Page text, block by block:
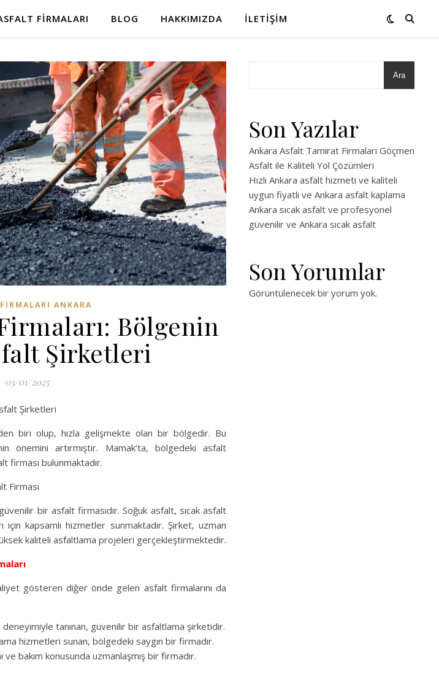
FIRMALARI BLOG HAKKIMIZDA İLETIŞIM
ANKARA
Bölgenin
Şirketleri
03/01/2025
Şirketleri
biri olup, hızla gelişmekte olan bir bölgedir. Bu
önemini artırmıştır. Mamak’ta, bölgedeki asfalt
firması bulunmaktadır.
Firması
bir asfalt firmasıdır. Soğuk asfalt, sıcak asfalt
kapsamlı hizmetler sunmaktadır. Şirket, uzman
kaliteli asfaltlama projeleri gerçekleştirmektedir.
gösteren diğer önde gelen asfalt firmalarını da
tanınan, güvenilir bir asfaltlama şirketidir.
hizmetleri sunan, bölgedeki saygın bir firmadır.
bakım konusunda uzmanlaşmış bir firmadır.
Ara
Son Yazılar
Ankara Asfalt Tamirat Firmaları Göçmen
Asfalt ile Kaliteli Yol Çözümleri
Hızlı Ankara asfalt hizmeti ve kaliteli
uygun fiyatlı ve Ankara asfalt kaplama
Ankara sıcak asfalt ve profesyonel
güvenilir ve Ankara sıcak asfalt
Son Yorumlar
Görüntülenecek bir yorum yok.